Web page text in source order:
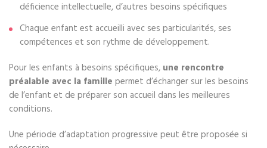
déficience intellectuelle, d’autres besoins spécifiques
Chaque enfant est accueilli avec ses particularités, ses
compétences et son rythme de développement.
Pour les enfants à besoins spécifiques, une rencontre
préalable avec la famille permet d’échanger sur les besoins
de l’enfant et de préparer son accueil dans les meilleures
conditions.
Une période d’adaptation progressive peut être proposée si